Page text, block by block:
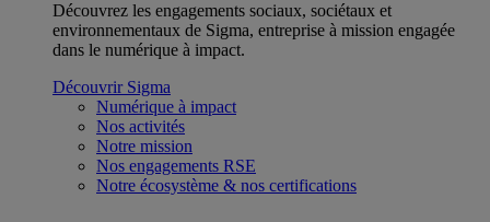
Découvrez les engagements sociaux, sociétaux et
environnementaux de Sigma, entreprise à mission engagée
dans le numérique à impact.
Découvrir Sigma
Numérique à impact
Nos activités
Notre mission
Nos engagements RSE
Notre écosystème & nos certifications